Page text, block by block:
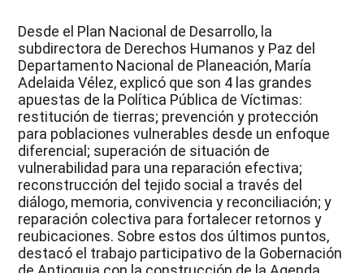
Desde el Plan Nacional de Desarrollo, la
subdirectora de Derechos Humanos y Paz del
Departamento Nacional de Planeación, María
Adelaida Vélez, explicó que son 4 las grandes
apuestas de la Política Pública de Víctimas:
restitución de tierras; prevención y protección
para poblaciones vulnerables desde un enfoque
diferencial; superación de situación de
vulnerabilidad para una reparación efectiva;
reconstrucción del tejido social a través del
diálogo, memoria, convivencia y reconciliación; y
reparación colectiva para fortalecer retornos y
reubicaciones. Sobre estos dos últimos puntos,
destacó el trabajo participativo de la Gobernación